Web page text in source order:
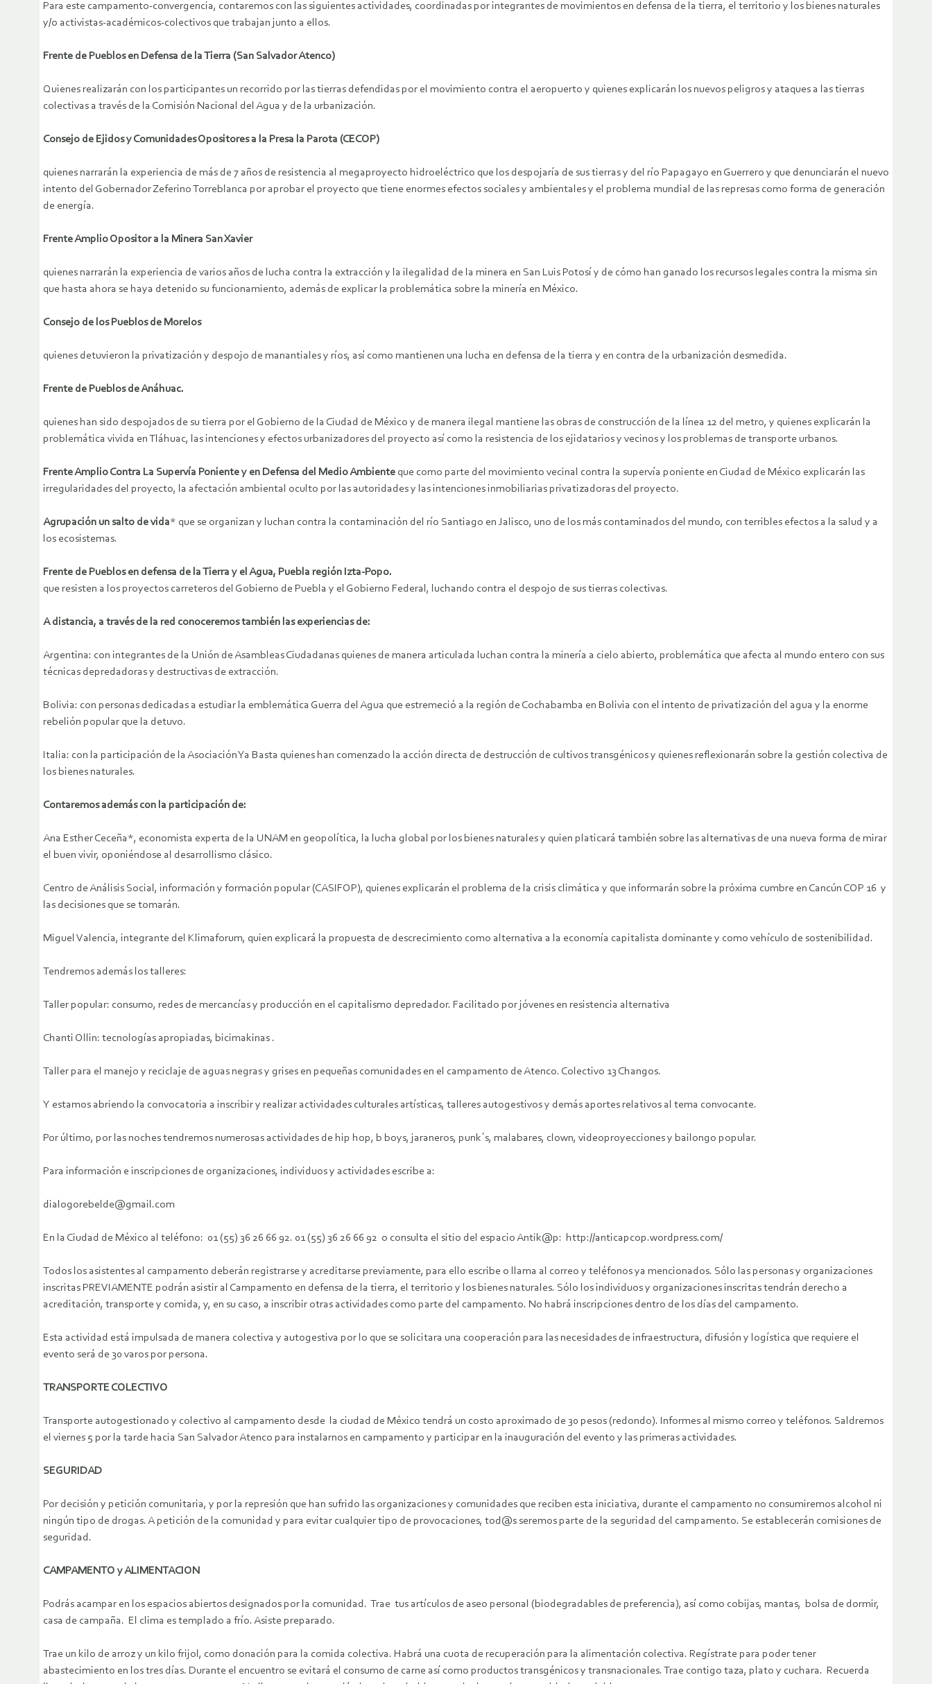
Para este campamento-convergencia, contaremos con las siguientes actividades, coordinadas por integrantes de movimientos en defensa de la tierra, el territorio y los bienes naturales
y/o activistas-académicos-colectivos que trabajan junto a ellos.
Frente de Pueblos en Defensa de la Tierra (San Salvador Atenco)
Quienes realizarán con los participantes un recorrido por las tierras defendidas por el movimiento contra el aeropuerto y quienes explicarán los nuevos peligros y ataques a las tierras
colectivas a través de la Comisión Nacional del Agua y de la urbanización.
Consejo de Ejidos y Comunidades Opositores a la Presa la Parota (CECOP)
quienes narrarán la experiencia de más de 7 años de resistencia al megaproyecto hidroeléctrico que los despojaría de sus tierras y del río Papagayo en Guerrero y que denunciarán el nuevo
intento del Gobernador Zeferino Torreblanca por aprobar el proyecto que tiene enormes efectos sociales y ambientales y el problema mundial de las represas como forma de generación
de energía.
Frente Amplio Opositor a la Minera San Xavier
quienes narrarán la experiencia de varios años de lucha contra la extracción y la ilegalidad de la minera en San Luis Potosí y de cómo han ganado los recursos legales contra la misma sin
que hasta ahora se haya detenido su funcionamiento, además de explicar la problemática sobre la minería en México.
Consejo de los Pueblos de Morelos
quienes detuvieron la privatización y despojo de manantiales y ríos, así como mantienen una lucha en defensa de la tierra y en contra de la urbanización desmedida.
Frente de Pueblos de Anáhuac.
quienes han sido despojados de su tierra por el Gobierno de la Ciudad de México y de manera ilegal mantiene las obras de construcción de la línea 12 del metro, y quienes explicarán la
problemática vivida en Tláhuac, las intenciones y efectos urbanizadores del proyecto así como la resistencia de los ejidatarios y vecinos y los problemas de transporte urbanos.
Frente Amplio Contra La Supervía Poniente y en Defensa del Medio Ambiente que como parte del movimiento vecinal contra la supervía poniente en Ciudad de México explicarán las
irregularidades del proyecto, la afectación ambiental oculto por las autoridades y las intenciones inmobiliarias privatizadoras del proyecto.
Agrupación un salto de vida* que se organizan y luchan contra la contaminación del río Santiago en Jalisco, uno de los más contaminados del mundo, con terribles efectos a la salud y a
los ecosistemas.
Frente de Pueblos en defensa de la Tierra y el Agua, Puebla región Izta-Popo.
que resisten a los proyectos carreteros del Gobierno de Puebla y el Gobierno Federal, luchando contra el despojo de sus tierras colectivas.
A distancia, a través de la red conoceremos también las experiencias de:
Argentina: con integrantes de la Unión de Asambleas Ciudadanas quienes de manera articulada luchan contra la minería a cielo abierto, problemática que afecta al mundo entero con sus
técnicas depredadoras y destructivas de extracción.
Bolivia: con personas dedicadas a estudiar la emblemática Guerra del Agua que estremeció a la región de Cochabamba en Bolivia con el intento de privatización del agua y la enorme
rebelión popular que la detuvo.
Italia: con la participación de la Asociación Ya Basta quienes han comenzado la acción directa de destrucción de cultivos transgénicos y quienes reflexionarán sobre la gestión colectiva de
los bienes naturales.
Contaremos además con la participación de:
Ana Esther Ceceña*, economista experta de la UNAM en geopolítica, la lucha global por los bienes naturales y quien platicará también sobre las alternativas de una nueva forma de mirar
el buen vivir, oponiéndose al desarrollismo clásico.
Centro de Análisis Social, información y formación popular (CASIFOP), quienes explicarán el problema de la crisis climática y que informarán sobre la próxima cumbre en Cancún COP 16 y
las decisiones que se tomarán.
Miguel Valencia, integrante del Klimaforum, quien explicará la propuesta de descrecimiento como alternativa a la economía capitalista dominante y como vehículo de sostenibilidad.
Tendremos además los talleres:
Taller popular: consumo, redes de mercancías y producción en el capitalismo depredador. Facilitado por jóvenes en resistencia alternativa
Chanti Ollin: tecnologías apropiadas, bicimakinas .
Taller para el manejo y reciclaje de aguas negras y grises en pequeñas comunidades en el campamento de Atenco. Colectivo 13 Changos.
Y estamos abriendo la convocatoria a inscribir y realizar actividades culturales artísticas, talleres autogestivos y demás aportes relativos al tema convocante.
Por último, por las noches tendremos numerosas actividades de hip hop, b boys, jaraneros, punk´s, malabares, clown, videoproyecciones y bailongo popular.
Para información e inscripciones de organizaciones, individuos y actividades escribe a:
dialogorebelde@gmail.com
En la Ciudad de México al teléfono: 01 (55) 36 26 66 92. 01 (55) 36 26 66 92 o consulta el sitio del espacio Antik@p: http://anticapcop.wordpress.com/
Todos los asistentes al campamento deberán registrarse y acreditarse previamente, para ello escribe o llama al correo y teléfonos ya mencionados. Sólo las personas y organizaciones
inscritas PREVIAMENTE podrán asistir al Campamento en defensa de la tierra, el territorio y los bienes naturales. Sólo los individuos y organizaciones inscritas tendrán derecho a
acreditación, transporte y comida, y, en su caso, a inscribir otras actividades como parte del campamento. No habrá inscripciones dentro de los días del campamento.
Esta actividad está impulsada de manera colectiva y autogestiva por lo que se solicitara una cooperación para las necesidades de infraestructura, difusión y logística que requiere el
evento será de 30 varos por persona.
TRANSPORTE COLECTIVO
Transporte autogestionado y colectivo al campamento desde la ciudad de México tendrá un costo aproximado de 30 pesos (redondo). Informes al mismo correo y teléfonos. Saldremos
el viernes 5 por la tarde hacia San Salvador Atenco para instalarnos en campamento y participar en la inauguración del evento y las primeras actividades.
SEGURIDAD
Por decisión y petición comunitaria, y por la represión que han sufrido las organizaciones y comunidades que reciben esta iniciativa, durante el campamento no consumiremos alcohol ni
ningún tipo de drogas. A petición de la comunidad y para evitar cualquier tipo de provocaciones, tod@s seremos parte de la seguridad del campamento. Se establecerán comisiones de
seguridad.
CAMPAMENTO y ALIMENTACION
Podrás acampar en los espacios abiertos designados por la comunidad. Trae tus artículos de aseo personal (biodegradables de preferencia), así como cobijas, mantas, bolsa de dormir,
casa de campaña. El clima es templado a frío. Asiste preparado.
Trae un kilo de arroz y un kilo frijol, como donación para la comida colectiva. Habrá una cuota de recuperación para la alimentación colectiva. Regístrate para poder tener
abastecimiento en los tres días. Durante el encuentro se evitará el consumo de carne así como productos transgénicos y transnacionales. Trae contigo taza, plato y cuchara. Recuerda